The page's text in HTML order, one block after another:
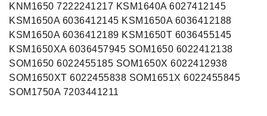
KNM1650 7222241217 KSM1640A 6027412145
KSM1650A 6036412145 KSM1650A 6036412188
KSM1650A 6036412189 KSM1650T 6036455145
KSM1650XA 6036457945 SOM1650 6022412138
SOM1650 6022455185 SOM1650X 6022412938
SOM1650XT 6022455838 SOM1651X 6022455845
SOM1750A 7203441211